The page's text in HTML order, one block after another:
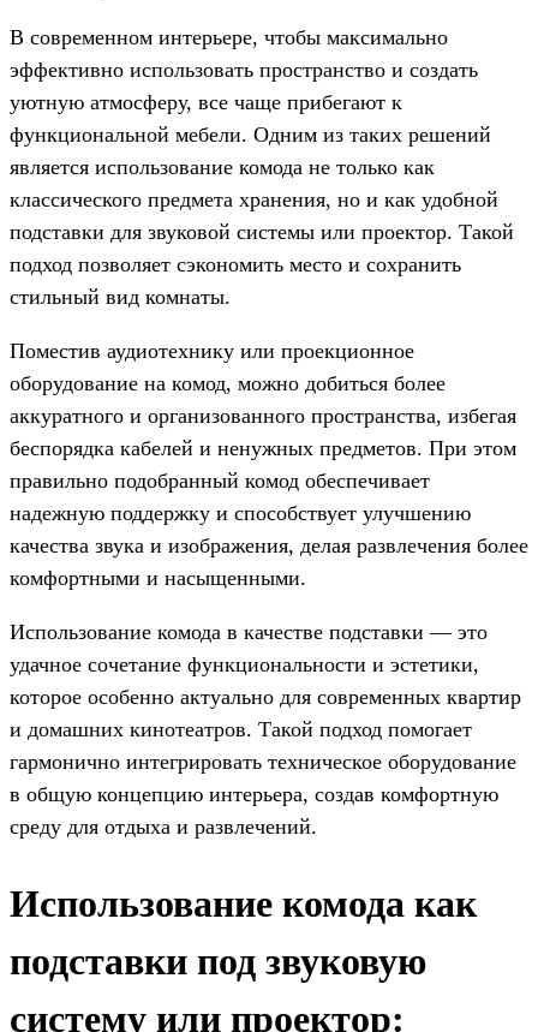
В современном интерьере, чтобы максимально
эффективно использовать пространство и создать
уютную атмосферу, все чаще прибегают к
функциональной мебели. Одним из таких решений
является использование комода не только как
классического предмета хранения, но и как удобной
подставки для звуковой системы или проектор. Такой
подход позволяет сэкономить место и сохранить
стильный вид комнаты.
Поместив аудиотехнику или проекционное
оборудование на комод, можно добиться более
аккуратного и организованного пространства, избегая
беспорядка кабелей и ненужных предметов. При этом
правильно подобранный комод обеспечивает
надежную поддержку и способствует улучшению
качества звука и изображения, делая развлечения более
комфортными и насыщенными.
Использование комода в качестве подставки — это
удачное сочетание функциональности и эстетики,
которое особенно актуально для современных квартир
и домашних кинотеатров. Такой подход помогает
гармонично интегрировать техническое оборудование
в общую концепцию интерьера, создав комфортную
среду для отдыха и развлечений.
Использование комода как
подставки под звуковую
систему или проектор: